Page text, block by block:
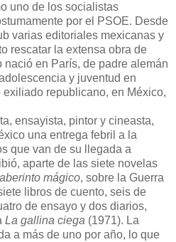
uno de los socialistas
por el PSOE. Desde
varias editoriales mexicanas y
rescatar la extensa obra de
en París, de padre alemán
y juventud en
republicano, en México,
ensayista, pintor y cineasta,
una entrega febril a la
que van de su llegada a
aparte de las siete novelas
mágico, sobre la Guerra
libros de cuento, seis de
de ensayo y dos diarios,
La gallina ciega (1971). La
a más de uno por año, lo que